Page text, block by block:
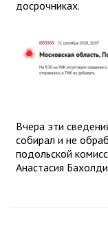
досрочниках.
Вчера эти
собирал и не
подольской
Анастасия